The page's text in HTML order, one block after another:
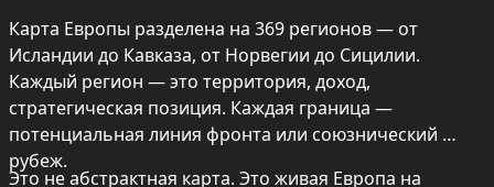
Карта Европы разделена на 369 регионов — от
Исландии до Кавказа, от Норвегии до Сицилии.
Каждый регион — это территория, доход,
стратегическая позиция. Каждая граница —
потенциальная линия фронта или союзнический
рубеж.
Это не абстрактная карта. Это живая Европа на